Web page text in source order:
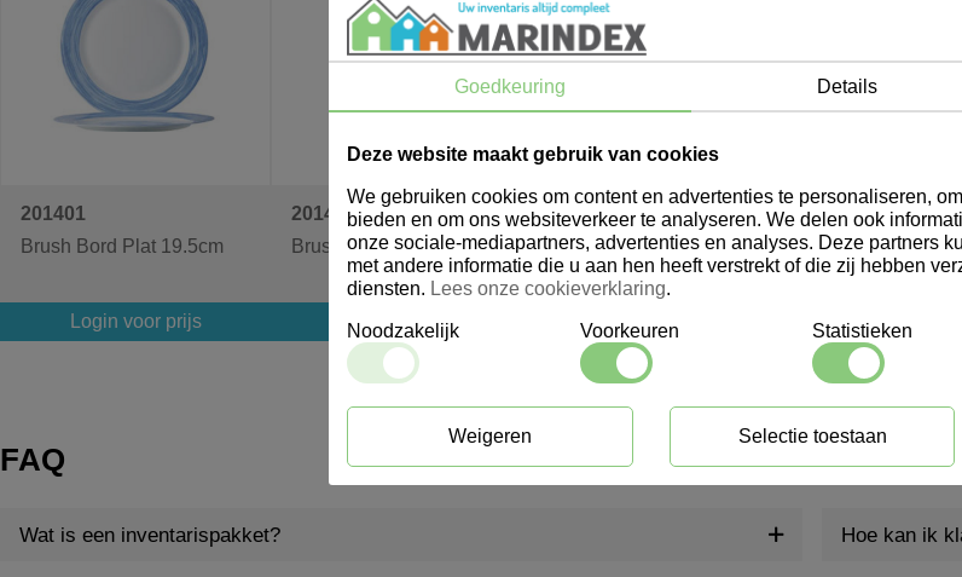
201401
Brush Bord Plat 19.5cm
Login voor prijs
201402
Brush Bord Plat 19.5cm
Login voor prijs
201403
Brush Bord Plat 19.5cm
Login voor prijs
201405
Brush Bord
Login
FAQ
Wat is een inventarispakket? Hoe kan ik
Goedkeuring Details
Deze website maakt gebruik van cookies
We gebruiken cookies om content en advertenties te personaliseren,
bieden en om ons websiteverkeer te analyseren. We delen ook
onze sociale-mediapartners, advertenties en analyses. Deze partners
met andere informatie die u aan hen heeft verstrekt of die zij hebben
diensten. Lees onze cookieverklaring.
Noodzakelijk Voorkeuren Statistieken
Weigeren Selectie toestaan